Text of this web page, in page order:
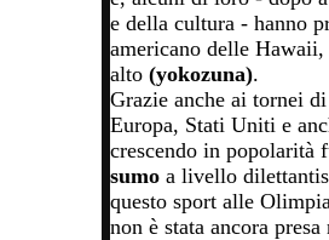
e della cultura - hanno
americano delle
alto (yokozuna).
Grazie anche ai tornei
Europa, Stati Uniti e
crescendo in popolarità
sumo a livello
questo sport alle
non è stata ancora